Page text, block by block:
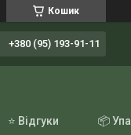
Кошик
+380 (95) 193-91-11
⭐ Відгуки 📦